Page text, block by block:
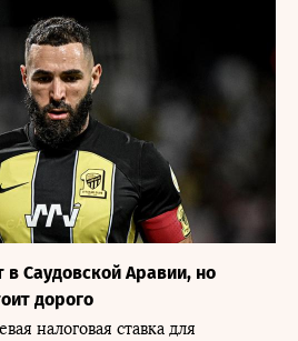
Саудовской Аравии, но
дорого
налоговая ставка для